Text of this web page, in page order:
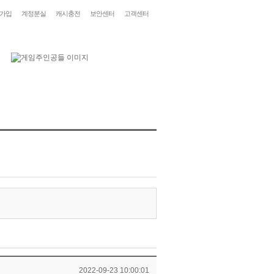
입 계정분실 캐시충전 보안센터 고객센터
2022-09-23 10:00:01